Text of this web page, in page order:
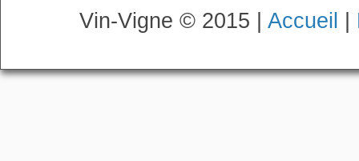
Vin-Vigne © 2015 | Accueil